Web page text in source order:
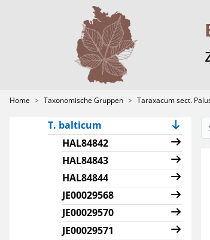
Home Taxonomische Gruppen Taraxacum sect.
Taraxacum sect. Palustria
T. ancoriferum
T. balticiforme
T. balticum
HAL84842
HAL84843
HAL84844
JE00029568
JE00029570
JE00029571